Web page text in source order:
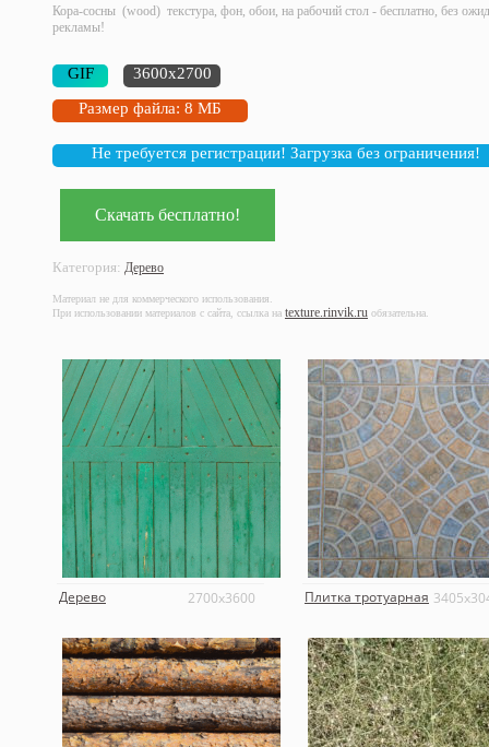
Кора-сосны (wood) текстура, фон, обои, на рабочий стол - бесплатно, без
рекламы!
GIF
3600x2700
Размер файла: 8 МБ
Не требуется регистрации! Загрузка без ограничения!
Скачать бесплатно!
Категория: Дерево
Материал не для коммерческого использования.
При использовании материалов с сайта, ссылка на texture.rinvik.ru обязательна.
Дерево 2700x3600 Плитка тротуарная